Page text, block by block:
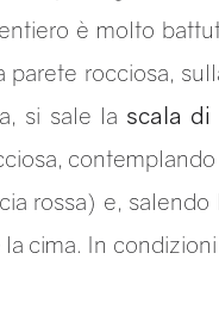
è molto
parete rocciosa,
si sale la scala di
contemplando
rossa) e, salendo
cima. In